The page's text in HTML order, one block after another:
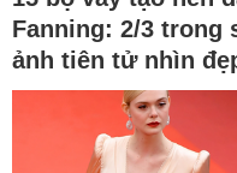
Fanning: 2/3 trong
ảnh tiên tử nhìn